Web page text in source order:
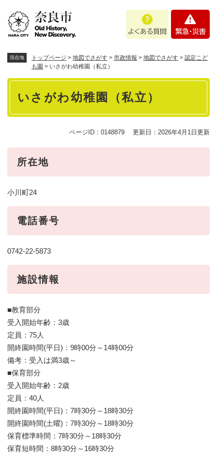
あ
問
・
現在地 トップページ > 地図でさがす > 市政情報 > 地図でさがす > 認定こど
も園 > いさがわ幼稚園（私立）
本
いさがわ幼稚園（私立）
ページID：0148879 更新日：2026年4月1日更新
所在地
小川町24
電話番号
0742-22-5873
施設情報
■教育部分
受入開始年齢：3歳
定員：75人
開終園時間(平日)：9時00分～14時00分
備考：受入は満3歳～
■保育部分
受入開始年齢：2歳
定員：40人
開終園時間(平日)：7時30分～18時30分
開終園時間(土曜)：7時30分～18時30分
保育標準時間：7時30分～18時30分
保育短時間：8時30分～16時30分